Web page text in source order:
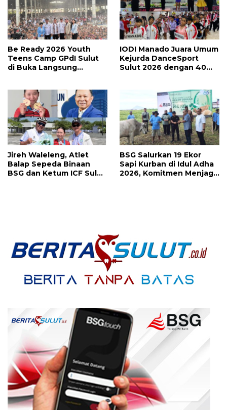
Be Ready 2026 Youth
Teens Camp GPdI Sulut
di Buka Langsung
Julia Tuwo Beri Apresiasi
Tinggi
IODI Manado Juara Umum
Kejurda DanceSport
Sulut 2026 dengan 40
Jireh Waleleng, Atlet
Balap Sepeda Binaan
BSG dan Ketum ICF Sulut
BSG Salurkan 19 Ekor
Sapi Kurban di Idul Adha
2026, Komitmen Menjaga